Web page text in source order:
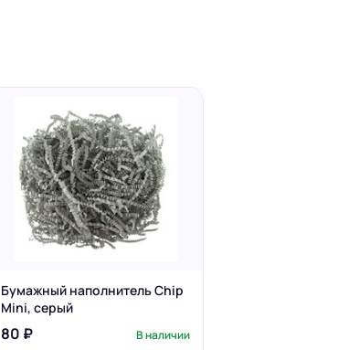
Бумажный наполнитель Chip
Mini, серый
80 ₽ В наличии